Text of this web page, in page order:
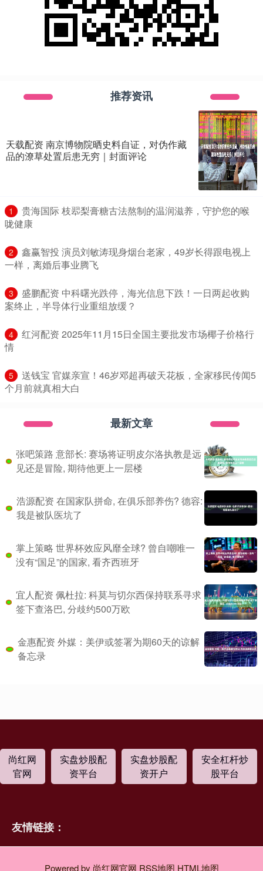
推荐资讯
天载配资 南京博物院晒史料自证，对伪作藏
品的潦草处置后患无穷｜封面评论
1
​贵海国际 枝翆梨膏糖古法熬制的温润滋养，守护您的喉
咙健康
2
​鑫赢智投 演员刘敏涛现身烟台老家，49岁长得跟电视上
一样，离婚后事业腾飞
3
​盛鹏配资 中科曙光跌停，海光信息下跌！一日两起收购
案终止，半导体行业重组放缓？
4
​红河配资 2025年11月15日全国主要批发市场椰子价格行
情
5
​送钱宝 官媒亲宣！46岁邓超再破天花板，全家移民传闻5
个月前就真相大白
最新文章
张吧策路 意部长: 赛场将证明皮尔洛执教是远
见还是冒险, 期待他更上一层楼
浩源配资 在国家队拼命, 在俱乐部养伤? 德容:
我是被队医坑了
掌上策略 世界杯效应风靡全球? 曾自嘲唯一
没有“国足”的国家, 看齐西班牙
宜人配资 佩杜拉: 科莫与切尔西保持联系寻求
签下查洛巴, 分歧约500万欧
金惠配资 外媒：美伊或签署为期60天的谅解
备忘录
尚红网
官网
实盘炒股配
资平台
实盘炒股配
资开户
安全杠杆炒
股平台
友情链接：
Powered by 尚红网官网 RSS地图 HTML地图